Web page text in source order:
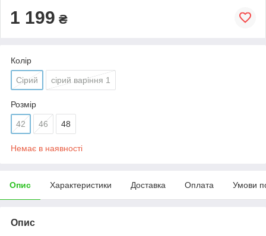
1 199 ₴
Колір
Сірий сірий варіння 1
Розмір
42 46 48
Немає в наявності
Опис Характеристики Доставка Оплата Умови
Опис